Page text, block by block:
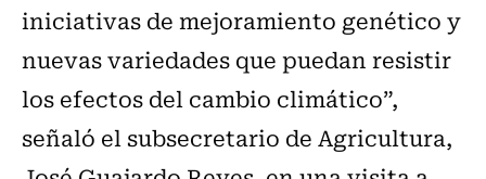
iniciativas de mejoramiento genético y
nuevas variedades que puedan resistir
los efectos del cambio climático”,
señaló el subsecretario de Agricultura,